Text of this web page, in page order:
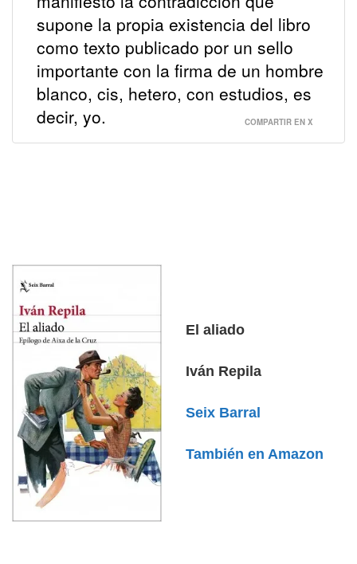
supone la propia existencia del libro
como texto publicado por un sello
importante con la firma de un hombre
blanco, cis, hetero, con estudios, es
decir, yo.
COMPARTIR EN X
El aliado
Iván Repila
Seix Barral
También en Amazon